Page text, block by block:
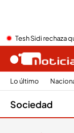
Tesh Sidi rechaza
Lo último
Sociedad